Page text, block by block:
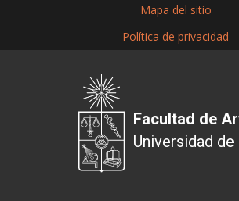
Mapa del sitio
Política de privacidad
Facultad de
Universidad de